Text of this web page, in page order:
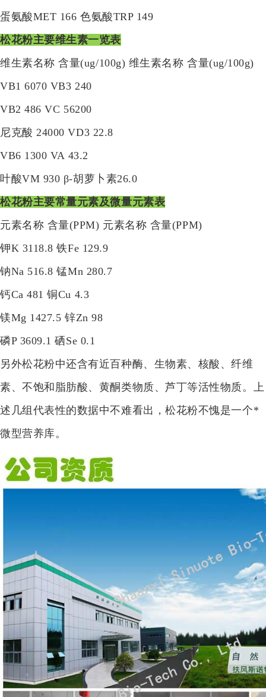
蛋氨酸MET 166 色氨酸TRP 149
松花粉主要维生素一览表
维生素名称 含量(ug/100g) 维生素名称 含量(ug/100g)
VB1 6070 VB3 240
VB2 486 VC 56200
尼克酸 24000 VD3 22.8
VB6 1300 VA 43.2
叶酸VM 930 β-胡萝卜素26.0
松花粉主要常量元素及微量元素表
元素名称 含量(PPM) 元素名称 含量(PPM)
钾K 3118.8 铁Fe 129.9
钠Na 516.8 锰Mn 280.7
钙Ca 481 铜Cu 4.3
镁Mg 1427.5 锌Zn 98
磷P 3609.1 硒Se 0.1
另外松花粉中还含有近百种酶、生物素、核酸、纤维
素、不饱和脂肪酸、黄酮类物质、芦丁等活性物质。上
述几组代表性的数据中不难看出，松花粉不愧是一个*
微型营养库。